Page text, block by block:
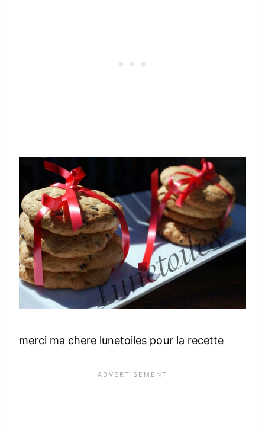
merci ma chere lunetoiles pour la recette